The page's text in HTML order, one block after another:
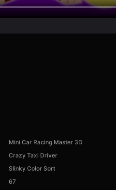
Mini Car Racing Master 3D
Crazy Taxi Driver
Slinky Color Sort
67